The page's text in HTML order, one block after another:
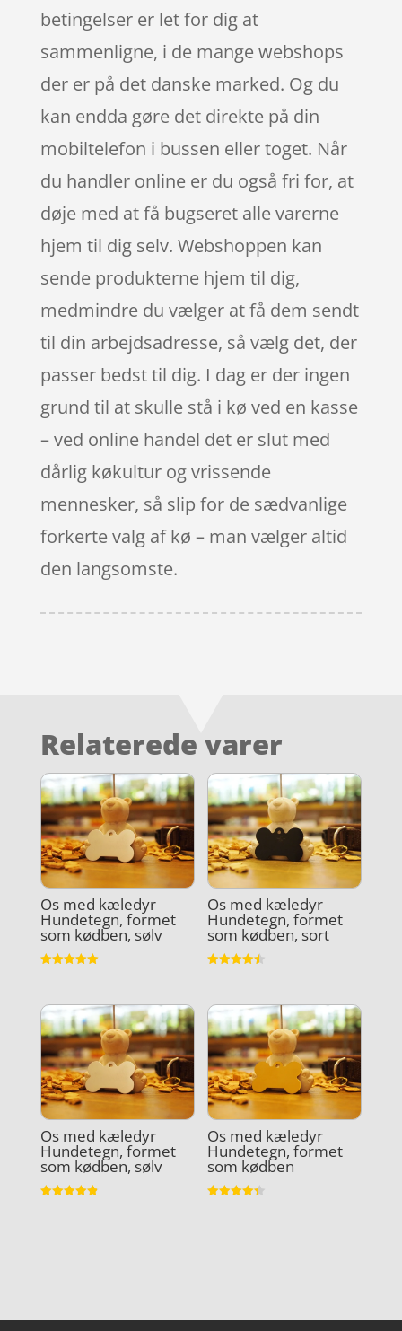
betingelser er let for dig at
sammenligne, i de mange webshops
der er på det danske marked. Og du
kan endda gøre det direkte på din
mobiltelefon i bussen eller toget. Når
du handler online er du også fri for, at
døje med at få bugseret alle varerne
hjem til dig selv. Webshoppen kan
sende produkterne hjem til dig,
medmindre du vælger at få dem sendt
til din arbejdsadresse, så vælg det, der
passer bedst til dig. I dag er der ingen
grund til at skulle stå i kø ved en kasse
– ved online handel det er slut med
dårlig køkultur og vrissende
mennesker, så slip for de sædvanlige
forkerte valg af kø – man vælger altid
den langsomste.
Relaterede varer
Os med kæledyr
Hundetegn, formet
som kødben, sølv
Os med kæledyr
Hundetegn, formet
som kødben, sort
Os med kæledyr
Hundetegn, formet
som kødben, sølv
Os med kæledyr
Hundetegn, formet
som kødben